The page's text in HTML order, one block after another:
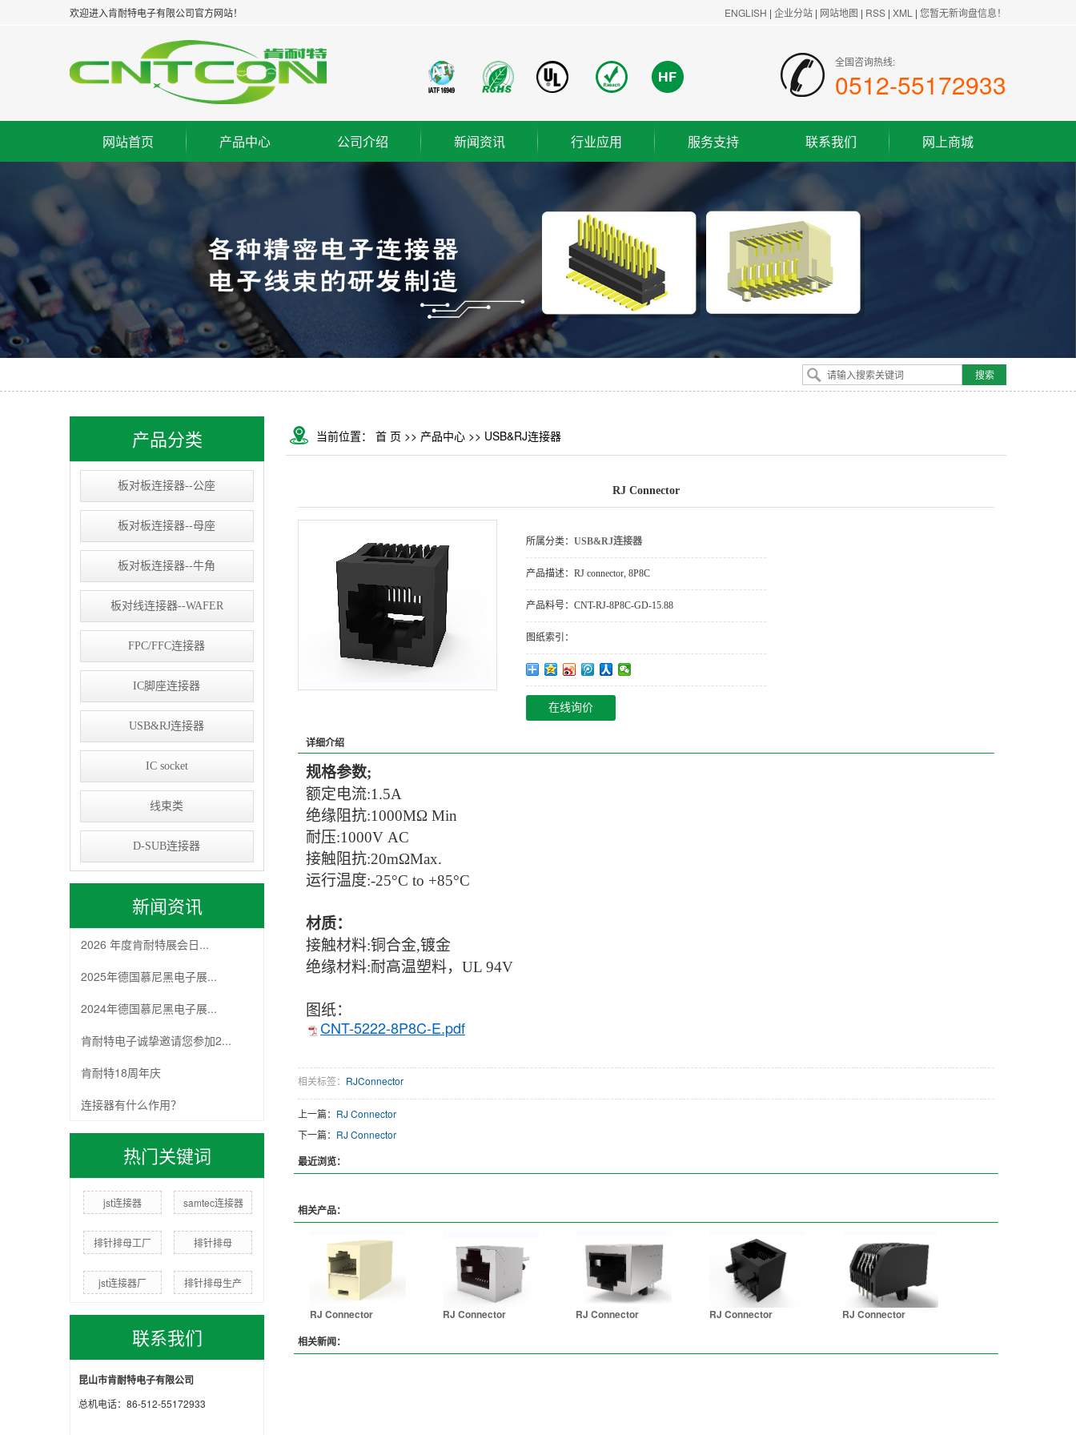
欢迎进入肯耐特电子有限公司官方网站！ ENGLISH | 企业分站 | 网站地图 | RSS | XML | 您暂无新询盘信息！
全国咨询热线:
0512-55172933
网站首页
产品中心
板对板连接器--公座
板对板连接器--牛角
板对线连接器--WAFER
FPC/FFC连接器
IC脚座连接器
USB&RJ连接器
IC socket
线束类
D-SUB连接器
公司介绍
经营理念
组织架构
荣誉资质
新闻资讯
公司新闻
技术知识
行业应用
成功案例
服务支持
联系我们
联系方式
客户留言
网上商城
产品分类
板对板连接器--公座
板对板连接器--母座
板对板连接器--牛角
板对线连接器--WAFER
FPC/FFC连接器
IC脚座连接器
USB&RJ连接器
IC socket
线束类
D-SUB连接器
新闻资讯
2026 年度肯耐特展会日...
2025年德国慕尼黑电子展...
2024年德国慕尼黑电子展...
肯耐特电子诚挚邀请您参加2...
肯耐特18周年庆
连接器有什么作用？
热门关键词
jst连接器 samtec连接器
排针排母工厂 排针排母
jst连接器厂 排针排母生产
联系我们
昆山市肯耐特电子有限公司
总机电话：86-512-55172933
当前位置： 首 页 >> 产品中心 >> USB&RJ连接器
RJ Connector
所属分类： USB&RJ连接器
产品描述： RJ connector, 8P8C
产品料号： CNT-RJ-8P8C-GD-15.88
图纸索引：
在线询价
详细介绍
规格参数;
额定电流:1.5A
绝缘阻抗:1000MΩ Min
耐压:1000V AC
接触阻抗:20mΩMax.
运行温度:-25°C to +85°C
材质：
接触材料:铜合金,镀金
绝缘材料:耐高温塑料，UL 94V
图纸：
CNT-5222-8P8C-E.pdf
相关标签： RJConnector
上一篇： RJ Connector
下一篇： RJ Connector
最近浏览：
相关产品：
RJ Connector RJ Connector RJ Connector RJ Connector
RJ Connector
相关新闻：